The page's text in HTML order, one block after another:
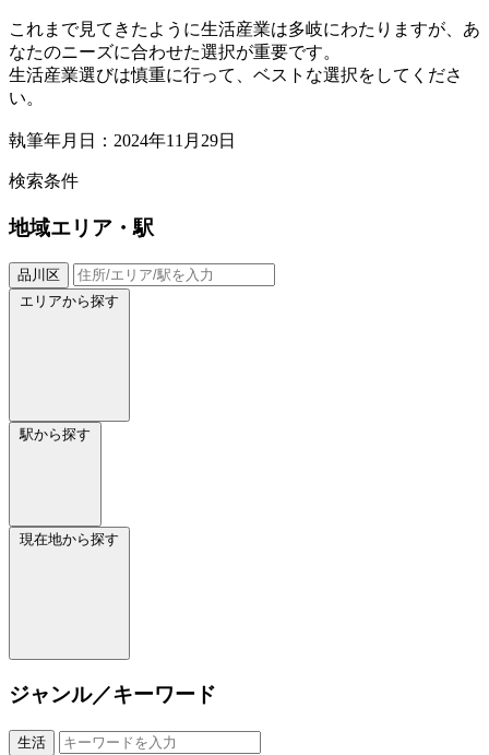
これまで見てきたように生活産業は多岐にわたりますが、あ
なたのニーズに合わせた選択が重要です。
生活産業選びは慎重に行って、ベストな選択をしてくださ
い。
執筆年月日：2024年11月29日
検索条件
地域エリア・駅
品川区
エリアから探す
駅から探す
現在地から探す
ジャンル／キーワード
生活